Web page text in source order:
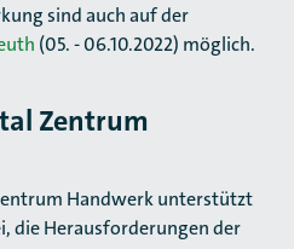
sind auch auf der
(05. - 06.10.2022) möglich.
Zentrum
Handwerk unterstützt
die Herausforderungen der